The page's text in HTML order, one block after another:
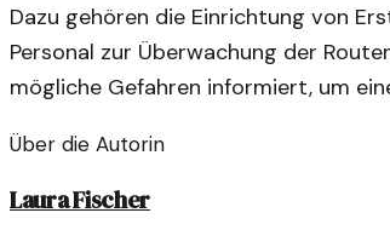
Dazu gehören die Einrichtung von
Personal zur Überwachung der
mögliche Gefahren informiert, um
Über die Autorin
Laura Fischer